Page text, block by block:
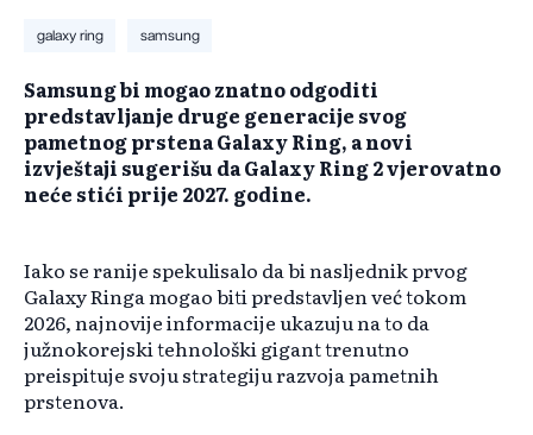
galaxy ring samsung
​Samsung bi mogao znatno odgoditi
predstavljanje druge generacije svog
pametnog prstena Galaxy Ring, a novi
izvještaji sugerišu da Galaxy Ring 2 vjerovatno
neće stići prije 2027. godine.
Iako se ranije spekulisalo da bi nasljednik prvog
Galaxy Ringa mogao biti predstavljen već tokom
2026, najnovije informacije ukazuju na to da
južnokorejski tehnološki gigant trenutno
preispituje svoju strategiju razvoja pametnih
prstenova.